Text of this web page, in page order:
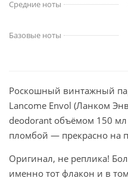
Средние ноты
Базовые ноты
Роскошный винтажный
Lancome Envol (Ланком
deodorant объёмом 150
плoмбой — прекрасно на
Оригинал, не реплика!
именно тот флакон и в